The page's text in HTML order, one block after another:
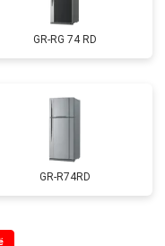
GR-RG 74 RD
GR-R74RD